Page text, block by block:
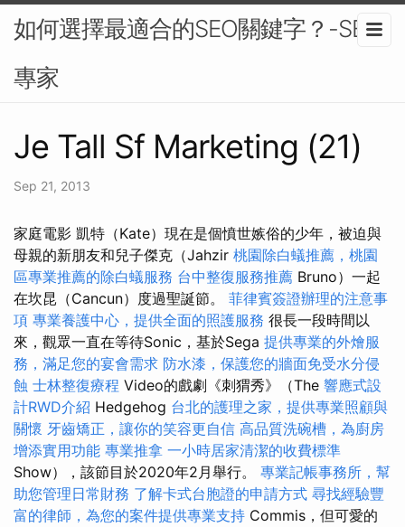
如何選擇最適合的SEO關鍵字？-SEO
專家
Je Tall Sf Marketing (21)
Sep 21, 2013
家庭電影 凱特（Kate）現在是個憤世嫉俗的少年，被迫與
母親的新朋友和兒子傑克（Jahzir 桃園除白蟻推薦，桃園
區專業推薦的除白蟻服務 台中整復服務推薦 Bruno）一起
在坎昆（Cancun）度過聖誕節。 菲律賓簽證辦理的注意事
項 專業養護中心，提供全面的照護服務 很長一段時間以
來，觀眾一直在等待Sonic，基於Sega 提供專業的外燴服
務，滿足您的宴會需求 防水漆，保護您的牆面免受水分侵
蝕 士林整復療程 Video的戲劇《刺猬秀》（The 響應式設
計RWD介紹 Hedgehog 台北的護理之家，提供專業照顧與
關懷 牙齒矯正，讓你的笑容更自信 高品質洗碗槽，為廚房
增添實用功能 專業推拿 一小時居家清潔的收費標準
Show），該節目於2020年2月舉行。 專業記帳事務所，幫
助您管理日常財務 了解卡式台胞證的申請方式 尋找經驗豐
富的律師，為您的案件提供專業支持 Commis，但可愛的